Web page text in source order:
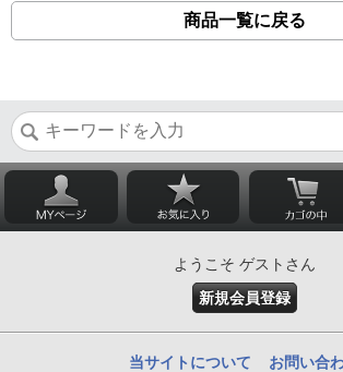
商品一覧に戻る
ようこそ ゲストさん
新規会員登録
当サイトについて お問い合